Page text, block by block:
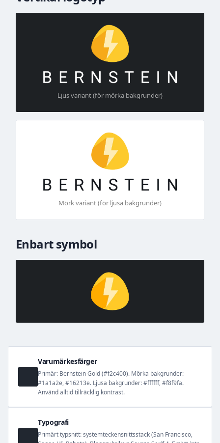
Ljus variant (för mörka bakgrunder)
Mörk variant (för ljusa bakgrunder)
Enbart symbol
Varumärkesfärger
Primär: Bernstein Gold (#f2c400). Mörka bakgrunder:
#1a1a2e, #16213e. Ljusa bakgrunder: #ffffff, #f8f9fa.
Använd alltid tillräcklig kontrast.
Typografi
Primärt typsnitt: systemteckensnittsstack (San Francisco,